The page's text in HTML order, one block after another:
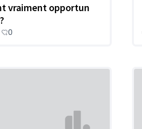
vraiment opportun
0